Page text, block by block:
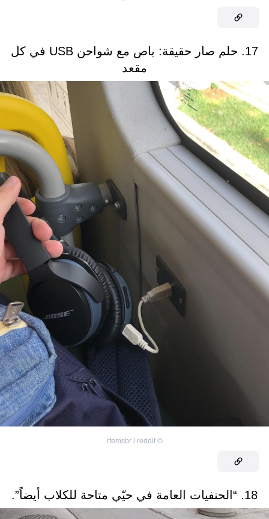
17. حلم صار حقيقة: باص مع شواحن USB في كل
مقعد
©
rfemsbr / reddit
18. “الحنفيات العامة في حيّي متاحة للكلاب أيضاً”.